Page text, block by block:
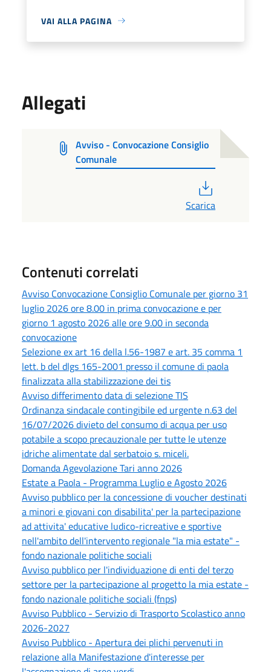
VAI ALLA PAGINA
Allegati
Avviso - Convocazione Consiglio
Comunale
Scarica
Contenuti correlati
Avviso Convocazione Consiglio Comunale per giorno 31
luglio 2026 ore 8.00 in prima convocazione e per
giorno 1 agosto 2026 alle ore 9.00 in seconda
convocazione
Selezione ex art 16 della l.56-1987 e art. 35 comma 1
lett. b del dlgs 165-2001 presso il comune di paola
finalizzata alla stabilizzazione dei tis
Avviso differimento data di selezione TIS
Ordinanza sindacale contingibile ed urgente n.63 del
16/07/2026 divieto del consumo di acqua per uso
potabile a scopo precauzionale per tutte le utenze
idriche alimentate dal serbatoio s. miceli.
Domanda Agevolazione Tari anno 2026
Estate a Paola - Programma Luglio e Agosto 2026
Avviso pubblico per la concessione di voucher destinati
a minori e giovani con disabilita' per la partecipazione
ad attivita' educative ludico-ricreative e sportive
nell'ambito dell'intervento regionale "la mia estate" -
fondo nazionale politiche sociali
Avviso pubblico per l'individuazione di enti del terzo
settore per la partecipazione al progetto la mia estate -
fondo nazionale politiche sociali (fnps)
Avviso Pubblico - Servizio di Trasporto Scolastico anno
2026-2027
Avviso Pubblico - Apertura dei plichi pervenuti in
relazione alla Manifestazione d'interesse per